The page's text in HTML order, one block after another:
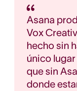
Asana
Vox
hecho sin
único
que sin
donde